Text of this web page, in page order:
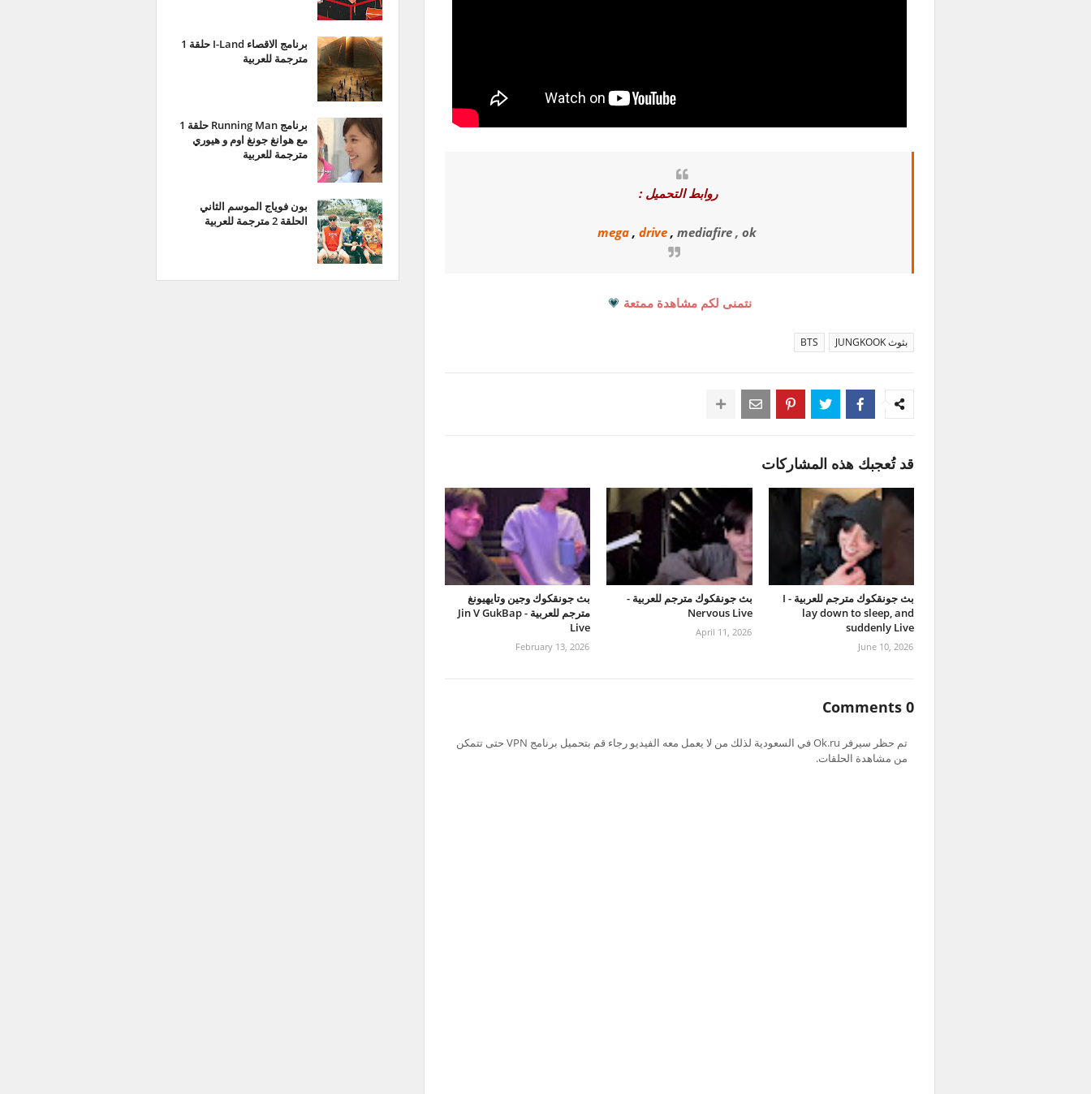
روابط التحميل :
mega , drive , mediafire , ok
نتمنى لكم مشاهدة ممتعة 💗
بثوث JUNGKOOK BTS
قد تُعجبك هذه المشاركات
بث جونقكوك مترجم للعربية - I
lay down to sleep, and
suddenly Live
June 10, 2026
بث جونقكوك مترجم للعربية -
Nervous Live
April 11, 2026
بث جونقكوك وجين وتايهيونغ
مترجم للعربية - Jin V GukBap
Live
February 13, 2026
0 Comments
تم حظر سيرفر Ok.ru في السعودية لذلك من لا يعمل معه الفيديو رجاء قم بتحميل برنامج VPN حتى تتمكن
من مشاهدة الحلقات.
برنامج الاقصاء I-Land حلقة 1
مترجمة للعربية
برنامج Running Man حلقة 1
مع هوانغ جونغ اوم و هيوري
مترجمة للعربية
بون فوياج الموسم الثاني
الحلقة 2 مترجمة للعربية